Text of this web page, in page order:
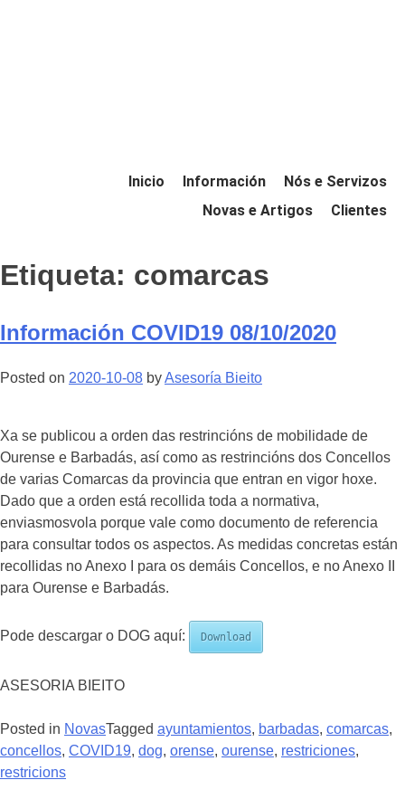
Inicio Información
Nós e Servizos
Novas e Artigos
Clientes
Etiqueta: comarcas
Información COVID19 08/10/2020
Posted on 2020-10-08 byAsesoría Bieito
Xa se publicou a orden das restrincións de mobilidade de
Ourense e Barbadás, así como as restrincións dos Concellos
de varias Comarcas da provincia que entran en vigor hoxe.
Dado que a orden está recollida toda a normativa,
enviasmosvola porque vale como documento de referencia
para consultar todos os aspectos. As medidas concretas están
recollidas no Anexo I para os demáis Concellos, e no Anexo II
para Ourense e Barbadás.
Pode descargar o DOG aquí: Download
ASESORIA BIEITO
Posted in NovasTagged ayuntamientos, barbadas, comarcas,
concellos, COVID19, dog, orense, ourense, restriciones,
restricions